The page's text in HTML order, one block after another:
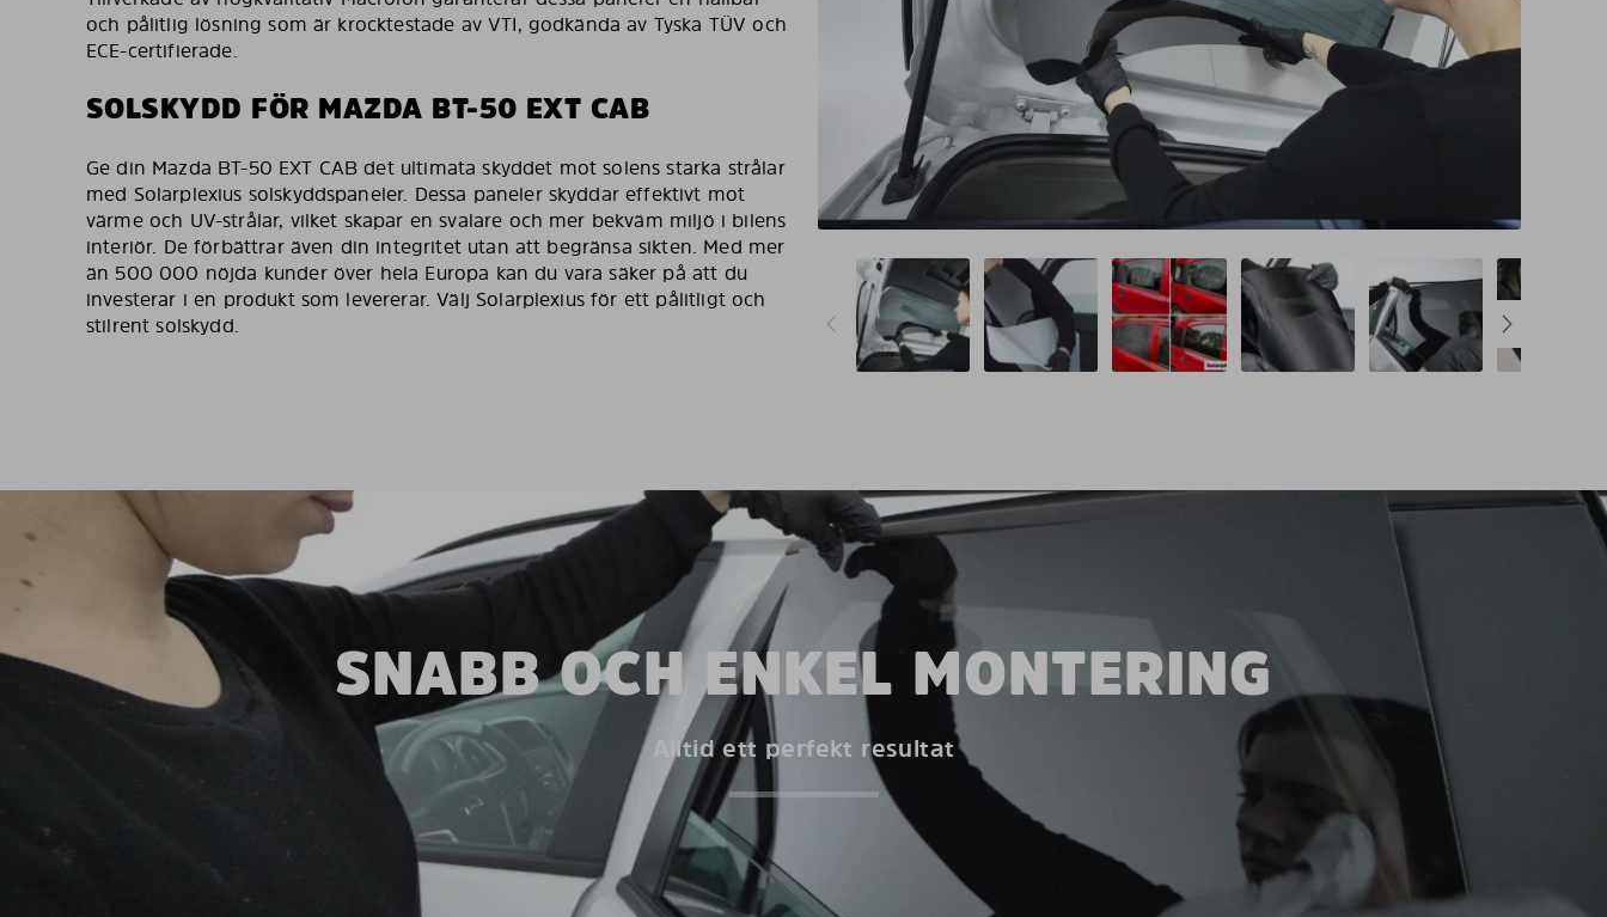
och pålitlig lösning som är krocktestade av VTI, godkända av Tyska TÜV och
ECE-certifierade.
SOLSKYDD FÖR MAZDA BT-50 EXT CAB
Ge din Mazda BT-50 EXT CAB det ultimata skyddet mot solens starka strålar
med Solarplexius solskyddspaneler. Dessa paneler skyddar effektivt mot
värme och UV-strålar, vilket skapar en svalare och mer bekväm miljö i bilens
interiör. De förbättrar även din integritet utan att begränsa sikten. Med mer
än 500 000 nöjda kunder över hela Europa kan du vara säker på att du
investerar i en produkt som levererar. Välj Solarplexius för ett pålitligt och
stilrent solskydd.
SNABB OCH ENKEL MONTERING
Alltid ett perfekt resultat